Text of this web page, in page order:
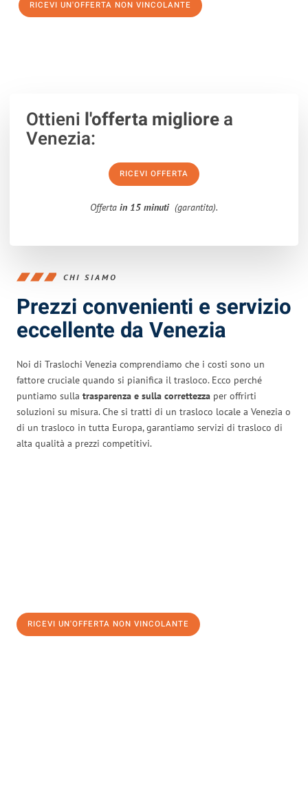
RICEVI UN'OFFERTA NON VINCOLANTE
Ottieni l'offerta migliorea
Venezia:
RICEVI OFFERTA
Offerta in 15 minuti (garantita).
CHI SIAMO
Prezzi convenienti e servizio
eccellente da Venezia
Noi di Traslochi Venezia comprendiamo che i costi sono un
fattore cruciale quando si pianifica il trasloco. Ecco perché
puntiamo sulla trasparenza e sulla correttezza per offrirti
soluzioni su misura. Che si tratti di un trasloco locale a Venezia o
di un trasloco in tutta Europa, garantiamo servizi di trasloco di
alta qualità a prezzi competitivi.
RICEVI UN'OFFERTA NON VINCOLANTE